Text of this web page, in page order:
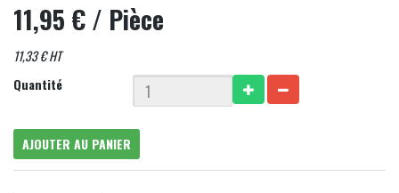
11,95 €/ Pièce
11,33 € HT
Quantité
AJOUTER AU PANIER